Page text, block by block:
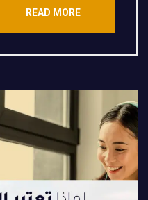
READ MORE